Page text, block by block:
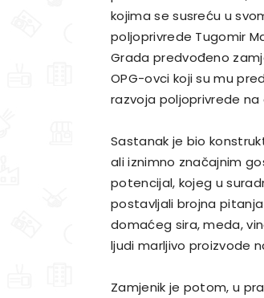
kojima se susreću u
poljoprivrede Tugomir
Grada predvođeno
OPG-ovci koji su mu
razvoja poljoprivrede na
Sastanak je bio
ali iznimno značajnim
potencijal, kojeg u
postavljali brojna
domaćeg sira, meda,
ljudi marljivo proizvode
Zamjenik je potom, u